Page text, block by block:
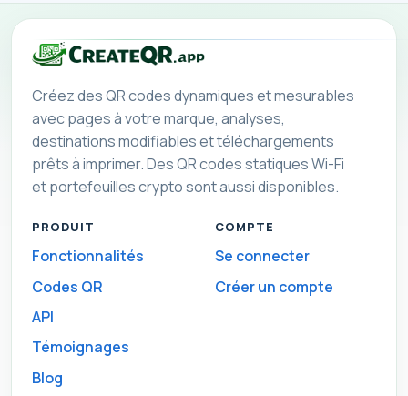
Créez des QR codes dynamiques et mesurables
avec pages à votre marque, analyses,
destinations modifiables et téléchargements
prêts à imprimer. Des QR codes statiques Wi-Fi
et portefeuilles crypto sont aussi disponibles.
PRODUIT
Fonctionnalités
Codes QR
API
Témoignages
Blog
COMPTE
Se connecter
Créer un compte